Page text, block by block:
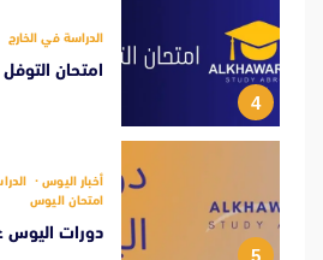
4
الدراسة في الخارج
امتحان التوفل
5
أخبار اليوس
امتحان اليوس
دورات اليوس عام